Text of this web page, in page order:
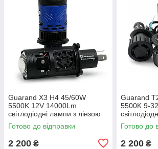
Guarand X3 H4 45/60W
5500K 12V 14000Lm
світлодіодні лампи з лінзою
Готово до відправки
2 200 ₴
Guarand
5500K 9-
Готово до
2 200 ₴